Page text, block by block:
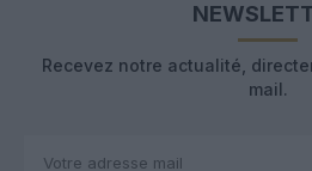
Recevez notre actualité,
mail.